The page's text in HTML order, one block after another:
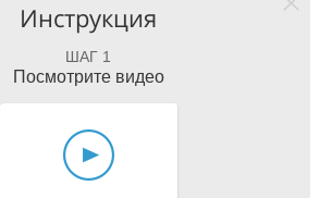
Инструкция
ШАГ 1
Посмотрите видео